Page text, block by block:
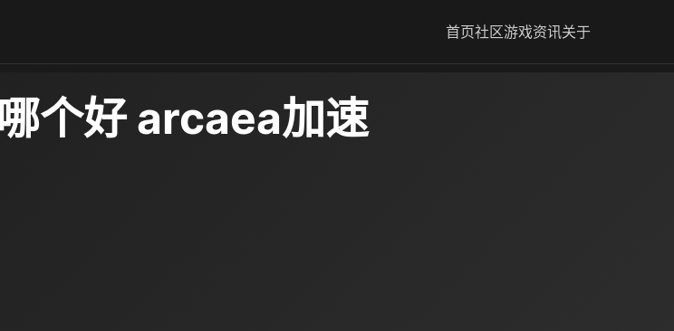
首页社区游戏资讯关于
个好 arcaea加速